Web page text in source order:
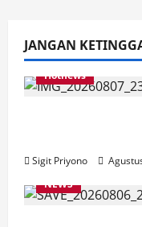
JANGAN
Hotnews
Sigit Priyono
NEWS